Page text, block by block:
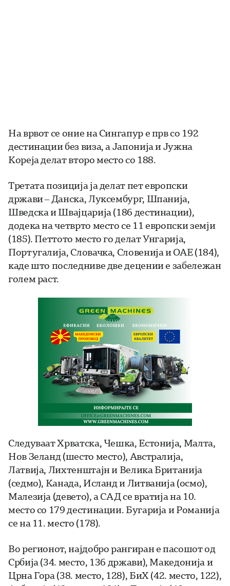
На врвот се оние на Сингапур е прв со 192
дестинации без виза, а Јапонија и Јужна
Кореја делат второ место со 188.
Третата позиција ја делат пет европски
држави – Данска, Луксембург, Шпанија,
Шведска и Швајцарија (186 дестинации),
додека на четврто место се 11 европски земји
(185). Петтото место го делат Унгарија,
Португалија, Словачка, Словенија и ОАЕ (184),
каде што последниве две децении е забележан
голем раст.
Следуваат Хрватска, Чешка, Естонија, Малта,
Нов Зеланд (шесто место), Австралија,
Латвија, Лихтенштајн и Велика Британија
(седмо), Канада, Исланд и Литванија (осмо),
Малезија (девето), а САД се вратија на 10.
место со 179 дестинации. Бугарија и Романија
се на 11. место (178).
Во регионот, најдобро рангиран е пасошот од
Србија (34. место, 136 држави), Македонија и
Црна Гора (38. место, 128), БиХ (42. место, 122),